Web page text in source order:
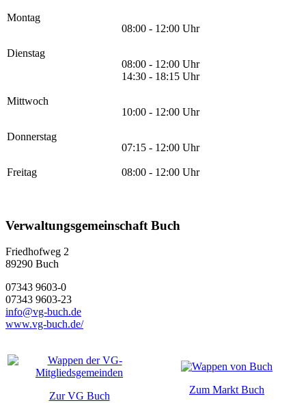
Montag
08:00 - 12:00 Uhr
Dienstag
08:00 - 12:00 Uhr
14:30 - 18:15 Uhr
Mittwoch
10:00 - 12:00 Uhr
Donnerstag
07:15 - 12:00 Uhr
Freitag 08:00 - 12:00 Uhr
Verwaltungsgemeinschaft Buch
Friedhofweg 2
89290 Buch
07343 9603-0
07343 9603-23
info@vg-buch.de
www.vg-buch.de/
Zur VG Buch
Zum Markt Buch